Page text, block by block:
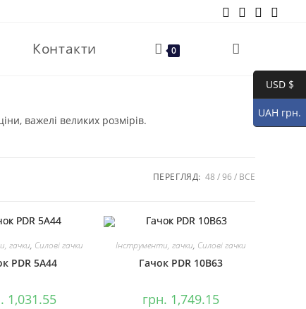
Контакти 0 Перемкнути
пошук
важелі великих розмірів.
ПЕРЕГЛЯД: 48 96 ВСЕ
гачки, Силові гачки
PDR 5A44
1,031.55
Інструменти, гачки, Силові гачки
Гачок PDR 10B63
грн. 1,749.15
USD $
UAH грн.